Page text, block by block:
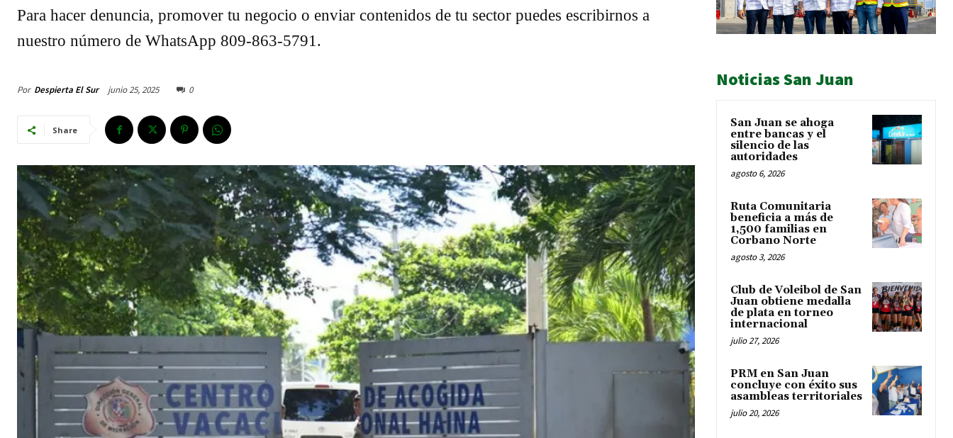
Para hacer denuncia, promover tu negocio o enviar contenidos de tu sector puedes escribirnos a
nuestro número de WhatsApp 809-863-5791.
Por Despierta El Sur junio 25, 2025 0
Share
Noticias San Juan
San Juan se ahoga
entre bancas y el
silencio de las
autoridades
agosto 6, 2026
Ruta Comunitaria
beneficia a más de
1,500 familias en
Corbano Norte
agosto 3, 2026
Club de Voleibol de San
Juan obtiene medalla
de plata en torneo
internacional
julio 27, 2026
PRM en San Juan
concluye con éxito sus
asambleas territoriales
julio 20, 2026